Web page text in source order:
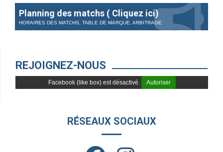
Planning des matchs ( Cliquez ici)
HORAIRES DES MATCHS, TABLE DE MARQUE, ARBITRAGE
REJOIGNEZ-NOUS
Facebook (like box) est désactivé. Autoriser
RÉSEAUX SOCIAUX